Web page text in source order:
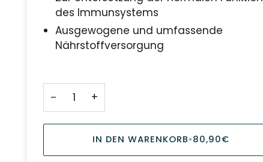
des Immunsystems
Ausgewogene und umfassende
Nährstoffversorgung
− +
IN DEN WARENKORB•80,90€